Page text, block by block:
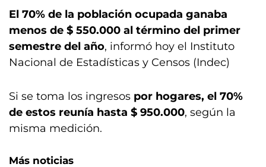
El 70% de la población ocupada ganaba
menos de $ 550.000 al término del primer
semestre del año, informó hoy el Instituto
Nacional de Estadísticas y Censos (Indec)
Si se toma los ingresos por hogares, el 70%
de estos reunía hasta $ 950.000, según la
misma medición.
Más noticias